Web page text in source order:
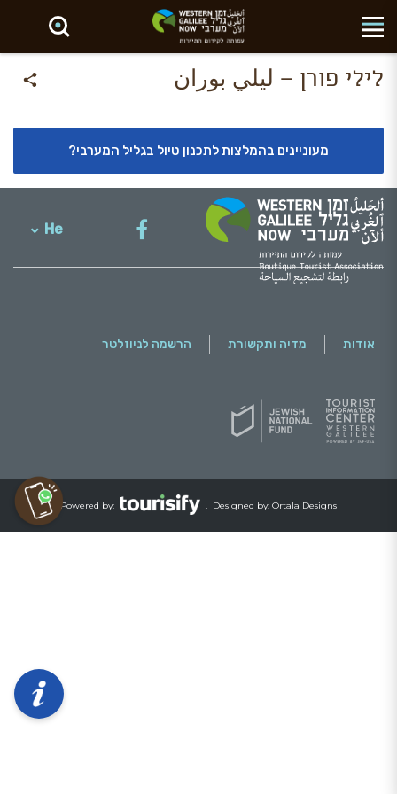
חפש באתר
לילי פורן – ليلي بوران
מעוניינים בהמלצות לתכנון טיול בגליל המערבי?
He
אודות מדיה ותקשורת הרשמה לניוזלטר